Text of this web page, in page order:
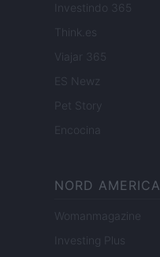
Investindo 365
Think.es
Viajar 365
ES Newz
Pet Story
Encocina
NORD AMERICA
Womanmagazine
Investing Plus